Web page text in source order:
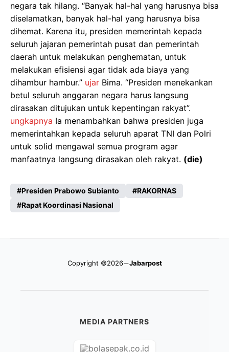
negara tak hilang. “Banyak hal-hal yang harusnya bisa
diselamatkan, banyak hal-hal yang harusnya bisa
dihemat. Karena itu, presiden memerintah kepada
seluruh jajaran pemerintah pusat dan pemerintah
daerah untuk melakukan penghematan, untuk
melakukan efisiensi agar tidak ada biaya yang
dihambur hambur.” ujar Bima. “Presiden menekankan
betul seluruh anggaran negara harus langsung
dirasakan ditujukan untuk kepentingan rakyat”.
ungkapnya Ia menambahkan bahwa presiden juga
memerintahkan kepada seluruh aparat TNI dan Polri
untuk solid mengawal semua program agar
manfaatnya langsung dirasakan oleh rakyat. (die)
Presiden Prabowo Subianto
RAKORNAS
Rapat Koordinasi Nasional
Copyright ©2026 Jabarpost
MEDIA PARTNERS